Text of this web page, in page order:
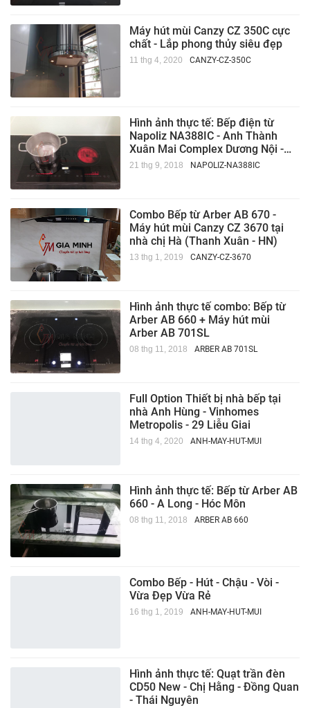
Máy hút mùi Canzy CZ 350C cực
chất - Lắp phong thủy siêu đẹp
11 thg 4, 2020 CANZY-CZ-350C
Hình ảnh thực tế: Bếp điện từ
Napoliz NA388IC - Anh Thành
Xuân Mai Complex Dương Nội -
Hà Nội
21 thg 9, 2018 NAPOLIZ-NA388IC
Combo Bếp từ Arber AB 670 -
Máy hút mùi Canzy CZ 3670 tại
nhà chị Hà (Thanh Xuân - HN)
13 thg 1, 2019 CANZY-CZ-3670
Hình ảnh thực tế combo: Bếp từ
Arber AB 660 + Máy hút mùi
Arber AB 701SL
08 thg 11, 2018 ARBER AB 701SL
Full Option Thiết bị nhà bếp tại
nhà Anh Hùng - Vinhomes
Metropolis - 29 Liễu Giai
14 thg 4, 2020 ANH-MAY-HUT-MUI
Hình ảnh thực tế: Bếp từ Arber AB
660 - A Long - Hóc Môn
08 thg 11, 2018 ARBER AB 660
Combo Bếp - Hút - Chậu - Vòi -
Vừa Đẹp Vừa Rẻ
16 thg 1, 2019 ANH-MAY-HUT-MUI
Hình ảnh thực tế: Quạt trần đèn
CD50 New - Chị Hằng - Đồng Quan
- Thái Nguyên